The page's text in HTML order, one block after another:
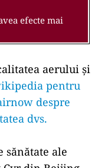
efecte mai
aerului și
pentru
despre
dvs.
sănătate ale